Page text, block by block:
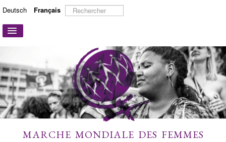
Deutsch Français Rechercher
Basculer
A PROPOS
ACTIONS ET CAMPAGNES
PARTICIPER
TÉMOIGNAGES
À DÉCOUVRIR
MARCHE MONDIALE DES FEMMES